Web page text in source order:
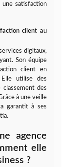
satisfaction
client au
digitaux,
Son équipe
client en
utilise des
des
à une veille
garantit à ses
agence
elle
?